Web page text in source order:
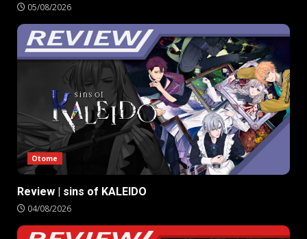
05/08/2026
Otome
Review | sins of KALEIDO
04/08/2026